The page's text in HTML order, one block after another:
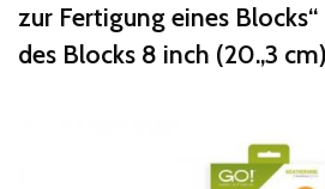
zur Fertigung eines
des Blocks 8 inch (20.,3 cm)